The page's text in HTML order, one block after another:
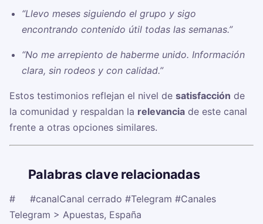
“Llevo meses siguiendo el grupo y sigo
encontrando contenido útil todas las semanas.”
“No me arrepiento de haberme unido. Información
clara, sin rodeos y con calidad.”
Estos testimonios reflejan el nivel de satisfacción de
la comunidad y respaldan la relevancia de este canal
frente a otras opciones similares.
Palabras clave relacionadas
#☠️ #canalCanal cerrado #Telegram #Canales
Telegram > Apuestas, España